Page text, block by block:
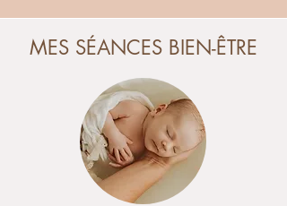
MES SÉANCES BIEN-ÊTRE